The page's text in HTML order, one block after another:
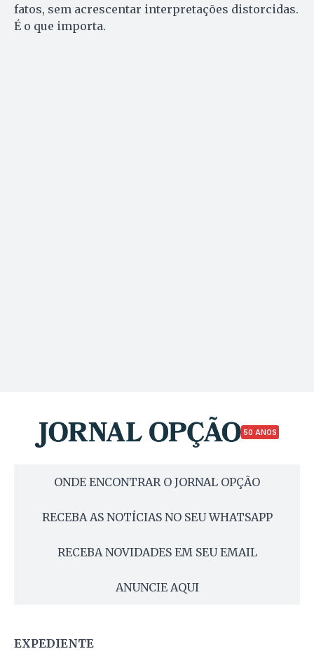
fatos, sem acrescentar interpretações distorcidas.
É o que importa.
50 ANOS
ONDE ENCONTRAR O JORNAL OPÇÃO
RECEBA AS NOTÍCIAS NO SEU WHATSAPP
RECEBA NOVIDADES EM SEU EMAIL
ANUNCIE AQUI
EXPEDIENTE